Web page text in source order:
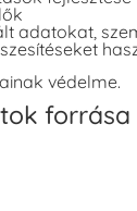
adatokat,
védelme.
forrása